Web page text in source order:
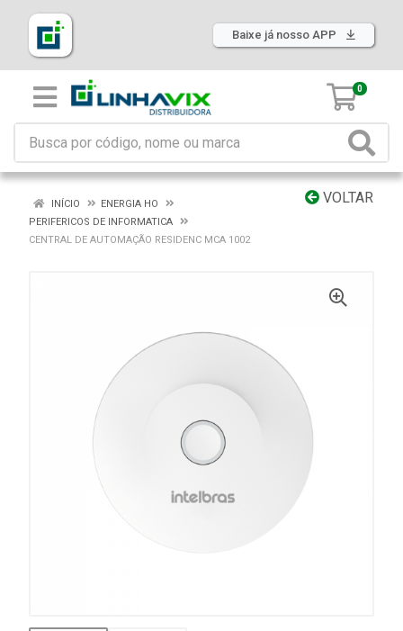
Baixe já nosso APP
0
VOLTAR
INÍCIO
ENERGIA HO
PERIFERICOS DE INFORMATICA
CENTRAL DE AUTOMAÇÃO RESIDENC MCA 1002